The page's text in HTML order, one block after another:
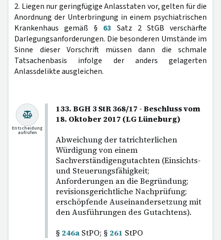
2. Liegen nur geringfügige Anlasstaten vor, gelten für die
Anordnung der Unterbringung in einem psychiatrischen
Krankenhaus gemäß § 63 Satz 2 StGB verschärfte
Darlegungsanforderungen. Die besonderen Umstände im
Sinne dieser Vorschrift müssen dann die schmale
Tatsachenbasis infolge der anders gelagerten
Anlassdelikte ausgleichen.
133. BGH 3 StR 368/17 - Beschluss vom
18. Oktober 2017 (LG Lüneburg)
Abweichung der tatrichterlichen
Würdigung von einem
Sachverständigengutachten (Einsichts-
und Steuerungsfähigkeit;
Anforderungen an die Begründung;
revisionsgerichtliche Nachprüfung;
erschöpfende Auseinandersetzung mit
den Ausführungen des Gutachtens).
§ 246a StPO; § 261 StPO
Entscheidung
aufrufen